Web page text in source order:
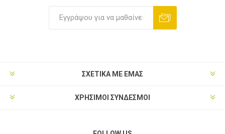
ΣΧΕΤΙΚΑ ΜΕ ΕΜΑΣ
ΧΡΗΣΙΜΟΙ ΣΥΝΔΕΣΜΟΙ